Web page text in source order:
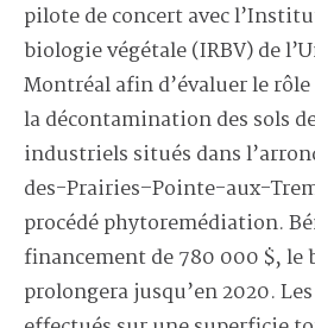
pilote de concert avec
biologie végétale (IRBV) de
Montréal afin d’évaluer le
la décontamination des sols
industriels situés dans
des-Prairies–Pointe-aux-
procédé phytoremédiation.
financement de 780 000 $, le
prolongera jusqu’en 2020.